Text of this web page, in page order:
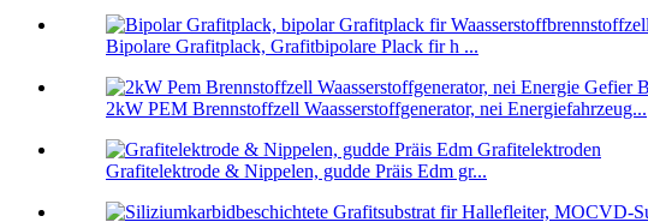
Bipolare Grafitplack, Grafitbipolare Plack fir h ...
2kW PEM Brennstoffzell Waasserstoffgenerator, nei Energiefahrzeug...
Grafitelektrode & Nippelen, gudde Präis Edm gr...